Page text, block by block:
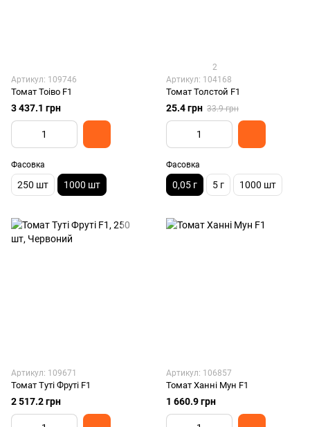
Артикул: 109746
Томат Тоіво F1
3 437.1 грн
Фасовка
250 шт 1000 шт
2
Артикул: 104168
Томат Толстой F1
25.4 грн 33.9 грн
Фасовка
0,05 г 5 г 1000 шт
Артикул: 109671
Томат Туті Фруті F1
2 517.2 грн
Артикул: 106857
Томат Ханні Мун F1
1 660.9 грн